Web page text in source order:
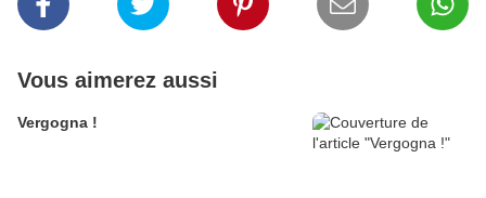
Vous aimerez aussi
Vergogna !